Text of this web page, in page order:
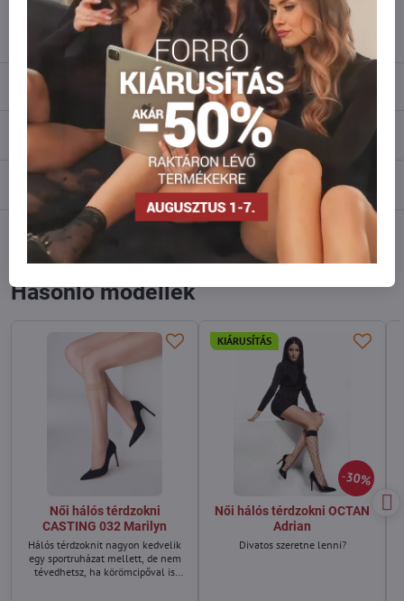
info​@everlady​.eu
Leírás
Vélemények 0
Fórum 0
Facebook Reddit LinkedIn WhatsApp
mail
Hasonló modellek
Női hálós térdzokni
CASTING 032 Marilyn
Hálós térdzoknit nagyon kedvelik
egy sportruházat mellett, de nem
tévedhetsz, ha körömcipőval is
30%
KIÁRUSÍTÁS
Női hálós térdzokni OCTAN
Adrian
Divatos szeretne lenni?